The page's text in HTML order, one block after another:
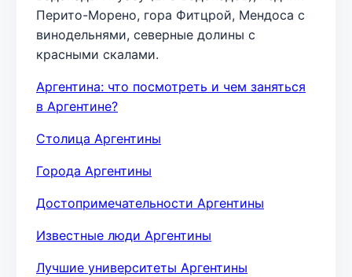
Перито-Морено, гора Фитцрой, Мендоса с
винодельнями, северные долины с
красными скалами.
Аргентина: что посмотреть и чем заняться
в Аргентине?
Столица Аргентины
Города Аргентины
Достопримечательности Аргентины
Известные люди Аргентины
Лучшие университеты Аргентины